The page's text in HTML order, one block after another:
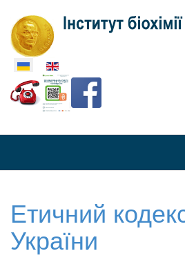
Оберіть свою мову
Етичний
України